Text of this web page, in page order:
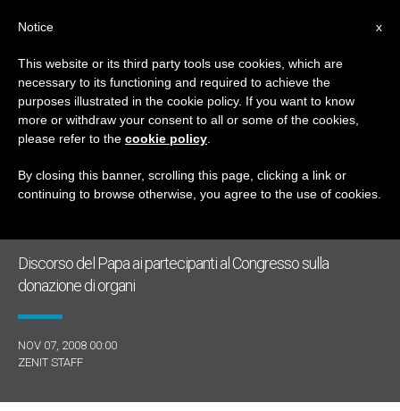
GIORNO
Novembre 7th, 2008
ULTIME NOTIZIE
Discorso del Papa ai partecipanti al Congresso sulla
donazione di organi
NOV 07, 2008 00:00
ZENIT STAFF
x
Notice
This website or its third party tools use cookies, which are
necessary to its functioning and required to achieve the
purposes illustrated in the cookie policy. If you want to know
more or withdraw your consent to all or some of the cookies,
please refer to the cookie policy
By closing this banner, scrolling this page, clicking a link or
continuing to browse otherwise, you agree to the use of cookies.